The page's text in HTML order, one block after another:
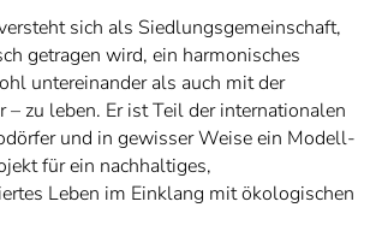
sich als Siedlungsgemeinschaft,
getragen wird, ein harmonisches
untereinander als auch mit der
– zu leben. Er ist Teil der internationalen
und in gewisser Weise ein Modell-
für ein nachhaltiges,
Leben im Einklang mit ökologischen